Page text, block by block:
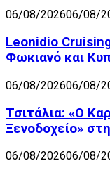
06/08/202606/08/
Leonidio
Φωκιανό και
06/08/202606/08/
Τσιτάλια: «Ο
Ξενοδοχείο»
06/08/202606/08/